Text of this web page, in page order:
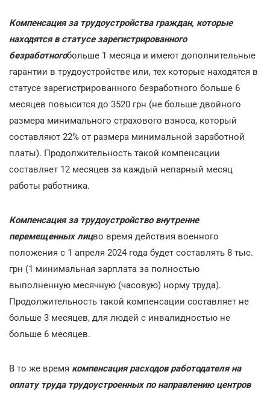
Компенсация за трудоустройства граждан, которые
находятся в статусе зарегистрированного
безработногобольше 1 месяца и имеют дополнительные
гарантии в трудоустройстве или, тех которые находятся в
статусе зарегистрированного безработного больше 6
месяцев повысится до 3520 грн (не больше двойного
размера минимального страхового взноса, который
составляют 22% от размера минимальной заработной
платы). Продолжительность такой компенсации
составляет 12 месяцев за каждый непарный месяц
работы работника.
Компенсация за трудоустройство внутренне
перемещенных лицво время действия военного
положения с 1 апреля 2024 года будет составлять 8 тыс.
грн (1 минимальная зарплата за полностью
выполненную месячную (часовую) норму труда).
Продолжительность такой компенсации составляет не
больше 3 месяцев, для людей с инвалидностью не
больше 6 месяцев.
В то же время компенсация расходов работодателя на
оплату труда трудоустроенных по направлению центров